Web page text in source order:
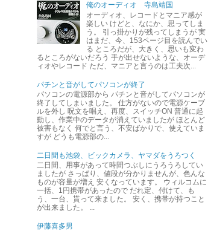
俺のオーディオ 寺島靖国
オーディオ、レコードとマニア感が
楽しい けどと、なにか、思ってしま
う。 引っ掛かりが残ってしまうが 実
はまだ、今、153ページ目を読んでい
る ところだが、大きく、思いも変わ
るところがないだろう 手が出せないような、オーデ
ィオやレコード ただ、マニアと言うのは工夫次...
パチンと音がしてパソコンが終了
パソコンの電源部から パチンと音がしてパソコンが
終了してしまいました。 仕方がないので電源ケーブ
ルを外し 呪文を唱え、再度、スイッチON 普通に起
動し、作業中のデータが消えていましたが ほとんど
被害もなく 何でと言う、不安ばかりで、使えていま
すが どうも電源部の...
二日間も池袋、ビックカメラ、ヤマダをうろつく
二日間、用事があって時間つぶしにうろうろしてい
ましたが さっぱり、値段が分かりませんが、色んな
ものが容量が増え 安くなっています。 ウィルコムに
一括、1円携帯があったので だれ定、付けて、も
う、一台、貰って来ました。 安く、携帯が持つこと
が出来ました。 ...
伊藤喜多男